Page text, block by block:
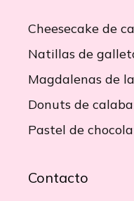
Cheesecake de
Natillas de
Magdalenas de
Donuts de
Pastel de
Contacto